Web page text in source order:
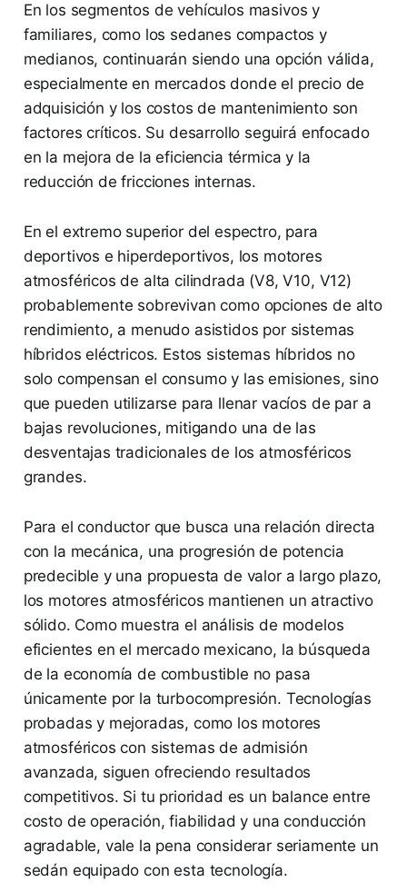
En los segmentos de vehículos masivos y
familiares, como los sedanes compactos y
medianos, continuarán siendo una opción válida,
especialmente en mercados donde el precio de
adquisición y los costos de mantenimiento son
factores críticos. Su desarrollo seguirá enfocado
en la mejora de la eficiencia térmica y la
reducción de fricciones internas.
En el extremo superior del espectro, para
deportivos e hiperdeportivos, los motores
atmosféricos de alta cilindrada (V8, V10, V12)
probablemente sobrevivan como opciones de alto
rendimiento, a menudo asistidos por sistemas
híbridos eléctricos. Estos sistemas híbridos no
solo compensan el consumo y las emisiones, sino
que pueden utilizarse para llenar vacíos de par a
bajas revoluciones, mitigando una de las
desventajas tradicionales de los atmosféricos
grandes.
Para el conductor que busca una relación directa
con la mecánica, una progresión de potencia
predecible y una propuesta de valor a largo plazo,
los motores atmosféricos mantienen un atractivo
sólido. Como muestra el análisis de modelos
eficientes en el mercado mexicano, la búsqueda
de la economía de combustible no pasa
únicamente por la turbocompresión. Tecnologías
probadas y mejoradas, como los motores
atmosféricos con sistemas de admisión
avanzada, siguen ofreciendo resultados
competitivos. Si tu prioridad es un balance entre
costo de operación, fiabilidad y una conducción
agradable, vale la pena considerar seriamente un
sedán equipado con esta tecnología.